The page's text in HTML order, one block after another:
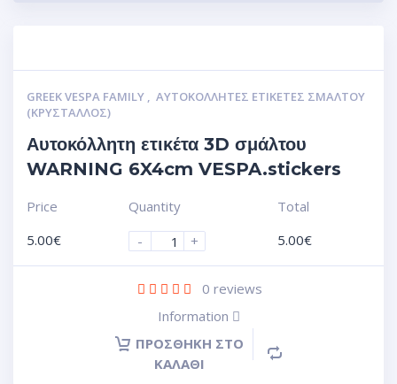
GREEK VESPA FAMILY , ΑΥΤΟΚΌΛΛΗΤΕΣ ΕΤΙΚΈΤΕΣ ΣΜΆΛΤΟΥ
(ΚΡΥΣΤΑΛΛΟΣ)
Αυτοκόλλητη ετικέτα 3D σμάλτου
WARNING 6X4cm VESPA.stickers
Price
5.00€
Quantity
-
+
Total
5.00€
0 reviews
Information
ΠΡΟΣΘΉΚΗ ΣΤΟ
ΚΑΛΆΘΙ